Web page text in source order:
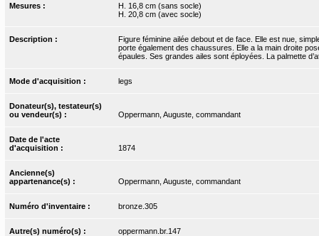
Mesures :
H. 16,8 cm (sans socle)
H. 20,8 cm (avec socle)
Description :
Figure féminine ailée debout et de face. Elle est nue,
porte également des chaussures. Elle a la main droite
épaules. Ses grandes ailes sont éployées. La palmette
Mode d'acquisition : legs
Donateur(s), testateur(s)
ou vendeur(s) :
Oppermann, Auguste, commandant
Date de l'acte
d'acquisition :
1874
Ancienne(s)
appartenance(s) :
Oppermann, Auguste, commandant
Numéro d'inventaire : bronze.305
Autre(s) numéro(s) : oppermann.br.147